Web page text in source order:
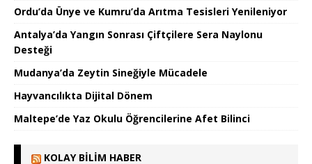
Ordu’da Ünye ve Kumru’da Arıtma Tesisleri Yenileniyor
Antalya’da Yangın Sonrası Çiftçilere Sera Naylonu
Desteği
Mudanya’da Zeytin Sineğiyle Mücadele
Hayvancılıkta Dijital Dönem
Maltepe’de Yaz Okulu Öğrencilerine Afet Bilinci
KOLAY BILIM HABER